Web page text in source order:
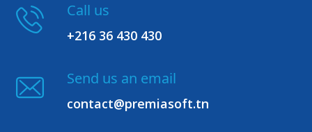
Call us
+216 36 430 430
Send us an email
contact@premiasoft.tn